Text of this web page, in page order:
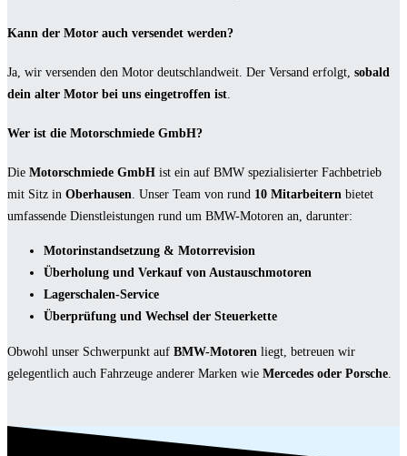
Kann der Motor auch versendet werden?
Ja, wir versenden den Motor deutschlandweit. Der Versand erfolgt, sobald
dein alter Motor bei uns eingetroffen ist
Wer ist die Motorschmiede GmbH?
Die Motorschmiede GmbH ist ein auf BMW spezialisierter Fachbetrieb
mit Sitz in Oberhausen . Unser Team von rund 10 Mitarbeitern bietet
umfassende Dienstleistungen rund um BMW-Motoren an, darunter:
Motorinstandsetzung & Motorrevision
Überholung und Verkauf von Austauschmotoren
Lagerschalen-Service
Überprüfung und Wechsel der Steuerkette
Obwohl unser Schwerpunkt auf BMW-Motoren liegt, betreuen wir
gelegentlich auch Fahrzeuge anderer Marken wie Mercedes oder Porsche